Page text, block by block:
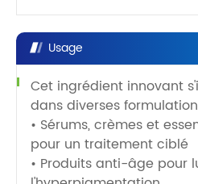
Usage
Cet ingrédient innovant
dans diverses
• Sérums, crèmes et
pour un traitement ciblé
• Produits anti-âge pour